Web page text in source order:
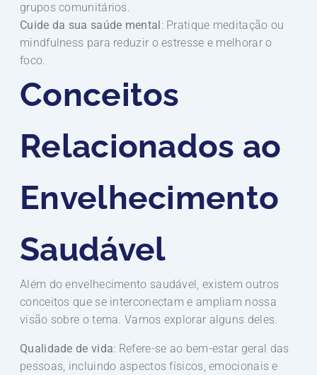
grupos comunitários.
Cuide da sua saúde mental : Pratique meditação ou
mindfulness para reduzir o estresse e melhorar o
foco.
Conceitos
Relacionados ao
Envelhecimento
Saudável
Além do envelhecimento saudável, existem outros
conceitos que se interconectam e ampliam nossa
visão sobre o tema. Vamos explorar alguns deles.
Qualidade de vida: Refere-se ao bem-estar geral das
pessoas, incluindo aspectos físicos, emocionais e